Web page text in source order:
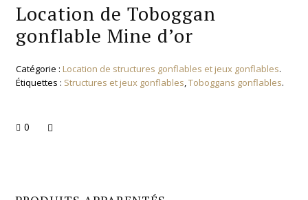
Location de Toboggan
gonflable Mine d’or
Catégorie : Location de structures gonflables et jeux gonflables.
Étiquettes : Structures et jeux gonflables,Toboggans gonflables.
0